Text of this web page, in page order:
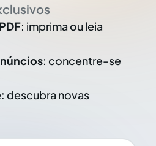
: imprima ou leia
: concentre-se
: descubra novas